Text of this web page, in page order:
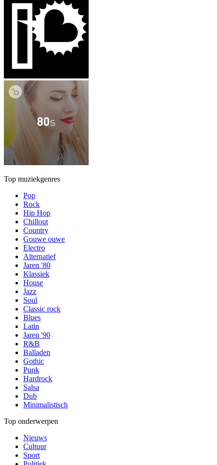
Top muziekgenres
Pop
Rock
Hip Hop
Chillout
Country
Gouwe ouwe
Electro
Alternatief
Jaren '80
Klassiek
House
Jazz
Soul
Classic rock
Blues
Latin
Jaren '90
R&B
Balladen
Gothic
Punk
Hardrock
Salsa
Dub
Minimalistisch
Top onderwerpen
Nieuws
Cultuur
Sport